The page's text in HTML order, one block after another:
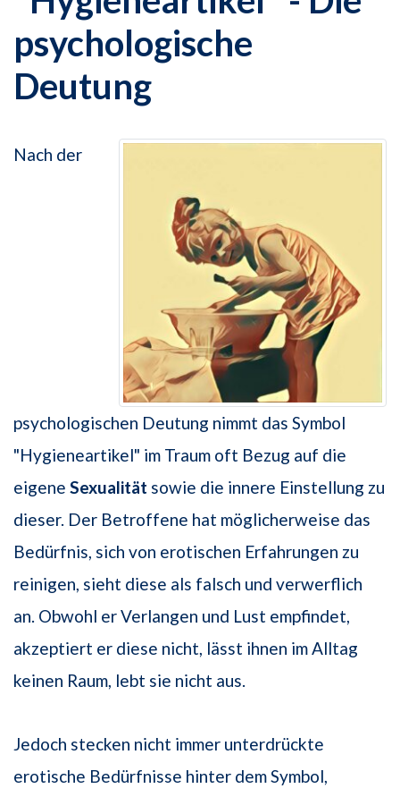
psychologische
Deutung
Nach der
psychologischen Deutung nimmt das Symbol
"Hygieneartikel" im Traum oft Bezug auf die
eigene Sexualität sowie die innere Einstellung zu
dieser. Der Betroffene hat möglicherweise das
Bedürfnis, sich von erotischen Erfahrungen zu
reinigen, sieht diese als falsch und verwerflich
an. Obwohl er Verlangen und Lust empfindet,
akzeptiert er diese nicht, lässt ihnen im Alltag
keinen Raum, lebt sie nicht aus.
Jedoch stecken nicht immer unterdrückte
erotische Bedürfnisse hinter dem Symbol,